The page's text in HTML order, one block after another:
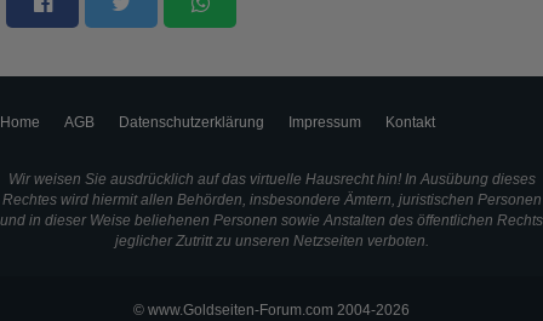
Home AGB Datenschutzerklärung Impressum Kontakt
Wir weisen Sie ausdrücklich auf das virtuelle Hausrecht hin! In Ausübung dieses
Rechtes wird hiermit allen Behörden, insbesondere Ämtern, juristischen Personen
und in dieser Weise beliehenen Personen sowie Anstalten des öffentlichen Rechts
jeglicher Zutritt zu unseren Netzseiten verboten.
© www.Goldseiten-Forum.com 2004-2026